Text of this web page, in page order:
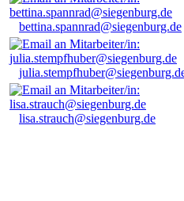
bettina.spannrad@siegenburg.de
lisa.strauch@siegenburg.de